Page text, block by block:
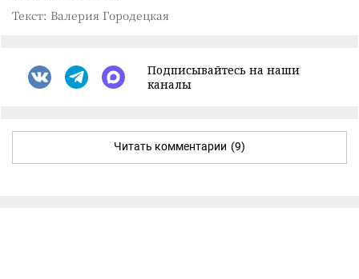
Текст: Валерия Городецкая
Подписывайтесь на наши
каналы
Читать комментарии (9)